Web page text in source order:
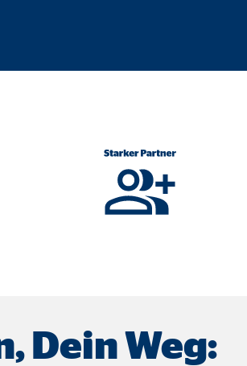
Dein Weg:
Die Deaktivierung kann die